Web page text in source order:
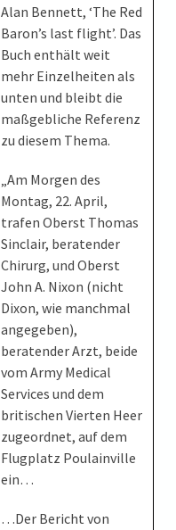
Alan Bennett, ‘The Red
Baron’s last flight’. Das
Buch enthält weit
mehr Einzelheiten als
unten und bleibt die
maßgebliche Referenz
zu diesem Thema.
„Am Morgen des
Montag, 22. April,
trafen Oberst Thomas
Sinclair, beratender
Chirurg, und Oberst
John A. Nixon (nicht
Dixon, wie manchmal
angegeben),
beratender Arzt, beide
vom Army Medical
Services und dem
britischen Vierten Heer
zugeordnet, auf dem
Flugplatz Poulainville
ein…
…Der Bericht von